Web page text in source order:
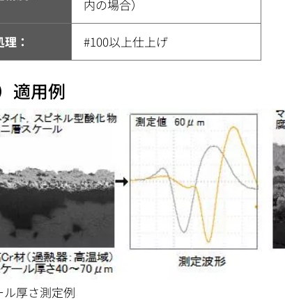
内の場合）
： #100以上仕上げ
適用例
ル厚さ測定例